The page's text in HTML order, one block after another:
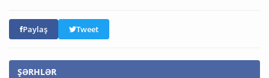
Paylaş Tweet
ŞƏRHLƏR